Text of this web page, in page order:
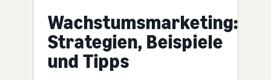
Wachstumsmarketing:
Strategien, Beispiele
und Tipps